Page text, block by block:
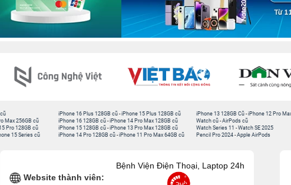
Max 256GB cũ
Pro 128GB cũ
15 Series cũ
iPhone 16 Plus 128GB cũ -iPhone 15 Plus 128GB cũ
iPhone 16 128GB cũ -iPhone 14 Pro Max 128GB cũ
iPhone 15 128GB cũ -iPhone 13 Pro Max 128GB cũ
iPhone 14 Pro 128GB cũ -iPhone 11 Pro Max 64GB cũ
iPhone 13 128GB Cũ -iPhone 12 Pro
Watch cũ -AirPods cũ
Watch Series 11 -Watch SE 2025
Pencil Pro 2024 -Apple AirPods
Website thành viên:
Bệnh Viện Điện Thoại, Laptop 24h